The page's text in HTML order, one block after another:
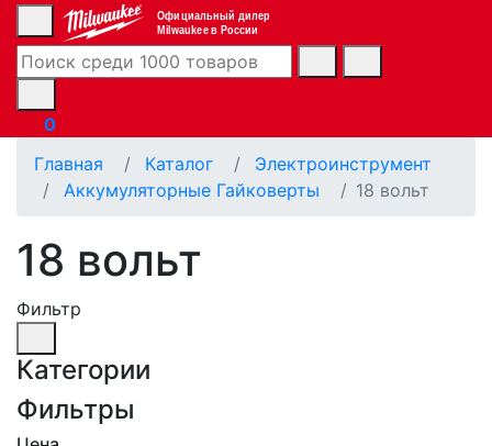
Официальный дилер
Milwaukee в России
0
Главная
Каталог
Электроинструмент
Аккумуляторные Гайковерты
18 вольт
18 вольт
Фильтр
Категории
Фильтры